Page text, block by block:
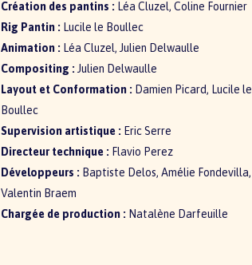
Création des pantins : Léa Cluzel, Coline Fournier
Rig Pantin : Lucile le Boullec
Animation : Léa Cluzel, Julien Delwaulle
Compositing : Julien Delwaulle
Layout et Conformation : Damien Picard, Lucile le
Boullec
Supervision artistique : Eric Serre
Directeur technique : Flavio Perez
Développeurs : Baptiste Delos, Amélie Fondevilla,
Valentin Braem
Chargée de production : Natalène Darfeuille